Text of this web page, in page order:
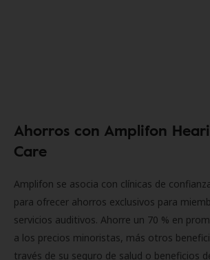
Ahorros con Amplifon
Care
Amplifon se asocia con clínicas de
para ofrecer ahorros exclusivos para
servicios auditivos. Ahorre un 70 % en
a los precios minoristas, más otros
través de su seguro de salud o beneficios